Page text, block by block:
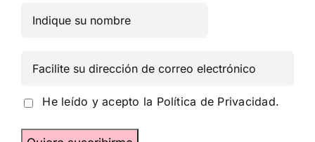
He leído y acepto la Política de Privacidad.